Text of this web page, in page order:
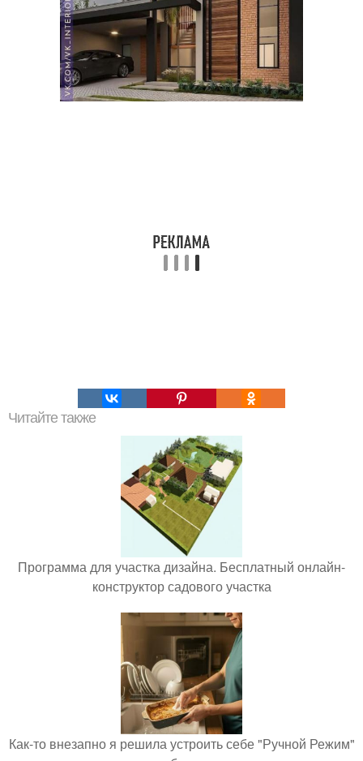
Читайте также
Программа для участка дизайна. Бесплатный онлайн-
конструктор садового участка
Как-то внезапно я решила устроить себе "Ручной Режим"